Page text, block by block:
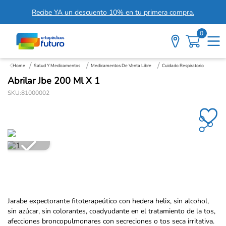
Recibe YA un descuento 10% en tu primera compra.
0
Salud Y Medicamentos Medicamentos De Venta Libre Cuidado Respiratorio
Abrilar Jbe 200 Ml X 1
SKU:81000002
Jarabe expectorante fitoterapeútico con hedera helix, sin alcohol,
sin azúcar, sin colorantes, coadyudante en el tratamiento de la tos,
afecciones broncopulmonares con secreciones o tos seca irritativa.